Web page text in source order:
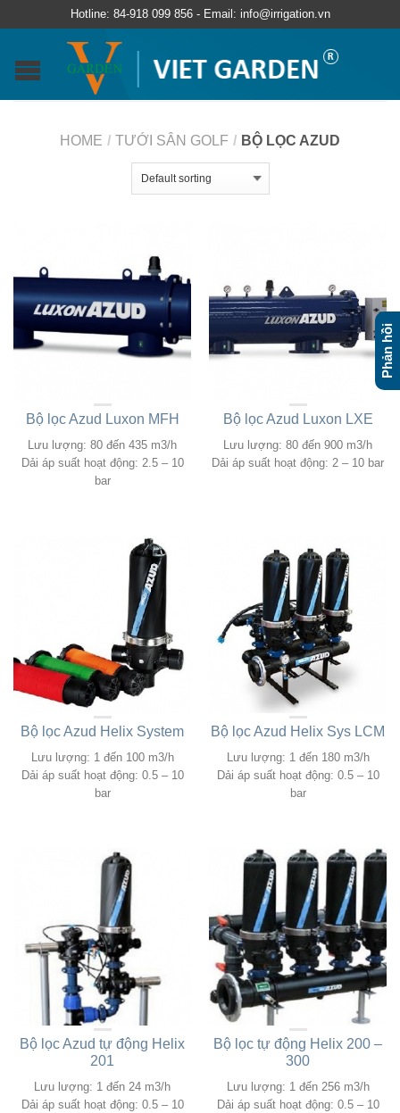
Hotline: 84-918 099 856 - Email: info@irrigation.vn
HOME / TƯỚI SÂN GOLF / BỘ LỌC AZUD
Bộ lọc Azud Luxon MFH
Lưu lượng: 80 đến 435 m3/h
Dải áp suất hoạt động: 2.5 – 10
bar
Bộ lọc Azud Luxon LXE
Lưu lượng: 80 đến 900 m3/h
Dải áp suất hoạt động: 2 – 10 bar
Bộ lọc Azud Helix System
Lưu lượng: 1 đến 100 m3/h
Dải áp suất hoạt động: 0.5 – 10
bar
Bộ lọc Azud Helix Sys LCM
Lưu lượng: 1 đến 180 m3/h
Dải áp suất hoạt động: 0.5 – 10
bar
Bộ lọc Azud tự động Helix
201
Lưu lượng: 1 đến 24 m3/h
Dải áp suất hoạt động: 0.5 – 10
Bộ lọc tự động Helix 200 –
300
Lưu lượng: 1 đến 256 m3/h
Dải áp suất hoạt động: 0.5 – 10
Phản hồi